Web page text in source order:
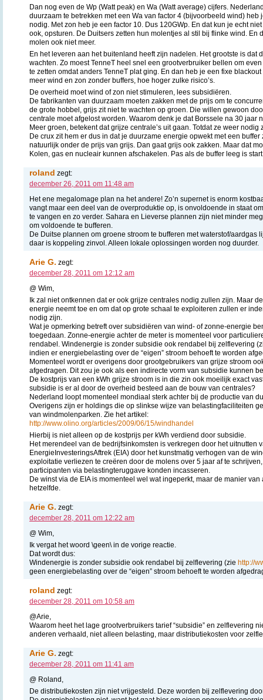
Dan nog even de Wp (Watt peak) en Wa (Watt average) cijfers.
duurzaam te betrekken met een Wa van factor 4 (bijvoorbeeld wind) heb
nodig. Met zon heb je een factor 10. Dus 120GWp. En dat kun je echt
ook, opsturen. De Duitsers zetten hun molentjes al stil bij flinke wind. En
molen ook niet meer.
En het leveren aan het buitenland heeft zijn nadelen. Het grootste is dat
wachten. Zo moest TenneT heel snel een grootverbruiker bellen om
te zetten omdat anders TenneT plat ging. En dan heb je een fixe
meer wind en zon zonder buffers, hoe hoger zulke risico’s.
De overheid moet wind of zon niet stimuleren, lees subsidiëren.
De fabrikanten van duurzaam moeten zakken met de prijs om te
de grote hobbel, grijs zit niet te wachten op groen. Die willen gewoon
centrale moet afgelost worden. Waarom denk je dat Borssele na 30 jaar
Meer groen, betekent dat grijze centrale’s uit gaan. Totdat ze weer nodig
De crux zit hem er dus in dat je duurzame energie opwekt met een
natuurlijk onder de prijs van grijs. Dan gaat grijs ook zakken. Maar dat
Kolen, gas en nucleair kunnen afschakelen. Pas als de buffer leeg is
roland zegt:
december 26, 2011 om 11:48 am
Het ene megalomage plan na het andere! Zo’n supernet is enorm
vangt maar een deel van de overproduktie op, is onvoldoende in staat
te vangen en zo verder. Sahara en Lieverse plannen zijn niet minder
om voldoende te bufferen.
De Duitse plannen om groene stroom te bufferen met waterstof/aardgas
daar is koppeling zinvol. Alleen lokale oplossingen worden nog duurder.
Arie G. zegt:
december 28, 2011 om 12:12 am
@ Wim,
Ik zal niet ontkennen dat er ook grijze centrales nodig zullen zijn. Maar
energie neemt toe en om dat op grote schaal te exploiteren zullen er
nodig zijn.
Wat je opmerking betreft over subsidiëren van wind- of zonne-energie
toegedaan. Zonne-energie achter de meter is momenteel voor
rendabel. Windenergie is zonder subsidie ook rendabel bij zelflevering
indien er energiebelasting over de “eigen” stroom behoeft te worden
Momenteel wordt er overigens door grootgebruikers van grijze stroom
afgedragen. Dit zou je ook als een indirecte vorm van subsidie kunnen
De kostprijs van een kWh grijze stroom is in die zin ook moeilijk exact
subsidie is er al door de overheid besteed aan de bouw van centrales?
Nederland loopt momenteel mondiaal sterk achter bij de productie van
Overigens zijn er holdings die op slinkse wijze van belastingfaciliteiten
van windmolenparken. Zie het artikel:
http://www.olino.org/articles/2009/06/15/windhandel
Hierbij is niet alleen op de kostprijs per kWh verdiend door subsidie.
Het merendeel van de bedrijfsinkomsten is verkregen door het uitnutten
EnergieInvesteringsAftrek (EIA) door het kunstmatig verhogen van de
exploitatie verliezen te creëren door de molens over 5 jaar af te
participanten via belastingteruggave konden incasseren.
De winst via de EIA is momenteel wel wat ingeperkt, maar de manier
hetzelfde.
Arie G. zegt:
december 28, 2011 om 12:22 am
@ Wim,
Ik vergat het woord \geen\ in de vorige reactie.
Dat wordt dus:
Windenergie is zonder subsidie ook rendabel bij zelflevering (zie http://
geen energiebelasting over de “eigen” stroom behoeft te worden
roland zegt:
december 28, 2011 om 10:58 am
@Arie,
Waarom heet het lage grootverbruikers tarief “subsidie” en zelflevering
anderen verhaald, niet alleen belasting, maar distributiekosten voor
Arie G. zegt:
december 28, 2011 om 11:41 am
@ Roland,
De distributiekosten zijn niet vrijgesteld. Deze worden bij zelflevering